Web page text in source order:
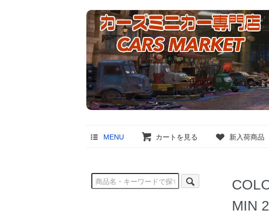
MENU カートを見る 新入荷商品
MIN